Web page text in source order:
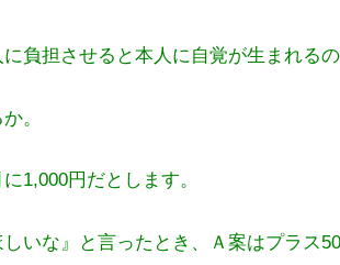
負担させると本人に自覚が生まれるの
。
1,000円だとします。
いな』と言ったとき、Ａ案はプラス